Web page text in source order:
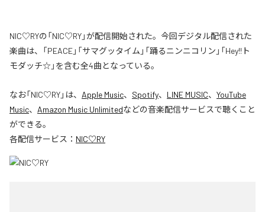
NIC♡RYの「NIC♡RY」が配信開始された。今回デジタル配信された
楽曲は、「PEACE」「サマグッタイム」「踊るニンニコリン」「Hey!!ト
モダッチ☆」を含む全4曲となっている。
なお「NIC♡RY」は、 Apple Music、 Spotify、 LINE MUSIC、 YouTube
Music、 Amazon Music Unlimitedなどの音楽配信サービスで聴くこと
ができる。
各配信サービス： NIC♡RY